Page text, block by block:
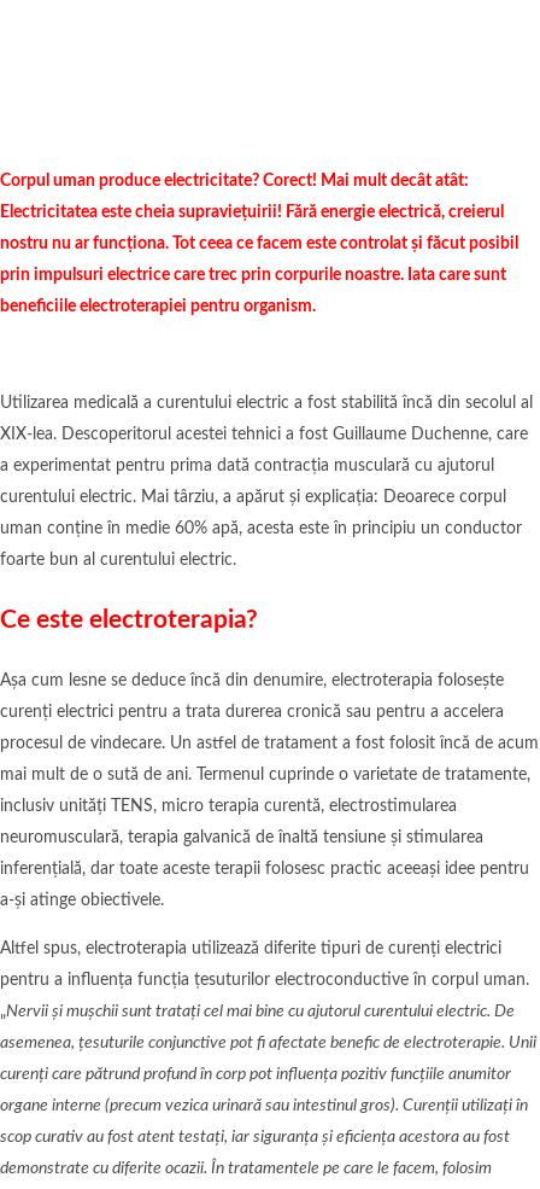
Corpul uman produce electricitate? Corect! Mai mult decât atât:
Electricitatea este cheia supraviețuirii! Fără energie electrică, creierul
nostru nu ar funcționa. Tot ceea ce facem este controlat și făcut posibil
prin impulsuri electrice care trec prin corpurile noastre. Iata care sunt
beneficiile electroterapiei pentru organism.
Utilizarea medicală a curentului electric a fost stabilită încă din secolul al
XIX-lea. Descoperitorul acestei tehnici a fost Guillaume Duchenne, care
a experimentat pentru prima dată contracția musculară cu ajutorul
curentului electric. Mai târziu, a apărut și explicația: Deoarece corpul
uman conține în medie 60% apă, acesta este în principiu un conductor
foarte bun al curentului electric.
Ce este electroterapia?
Așa cum lesne se deduce încă din denumire, electroterapia folosește
curenți electrici pentru a trata durerea cronică sau pentru a accelera
procesul de vindecare. Un astfel de tratament a fost folosit încă de acum
mai mult de o sută de ani. Termenul cuprinde o varietate de tratamente,
inclusiv unități TENS, micro terapia curentă, electrostimularea
neuromusculară, terapia galvanică de înaltă tensiune și stimularea
inferențială, dar toate aceste terapii folosesc practic aceeași idee pentru
a-și atinge obiectivele.
Altfel spus, electroterapia utilizează diferite tipuri de curenți electrici
pentru a influența funcția țesuturilor electroconductive în corpul uman.
„Nervii și mușchii sunt tratați cel mai bine cu ajutorul curentului electric. De
asemenea, țesuturile conjunctive pot fi afectate benefic de electroterapie. Unii
curenți care pătrund profund în corp pot influența pozitiv funcțiile anumitor
organe interne (precum vezica urinară sau intestinul gros). Curenții utilizați în
scop curativ au fost atent testați, iar siguranța și eficiența acestora au fost
demonstrate cu diferite ocazii. În tratamentele pe care le facem, folosim